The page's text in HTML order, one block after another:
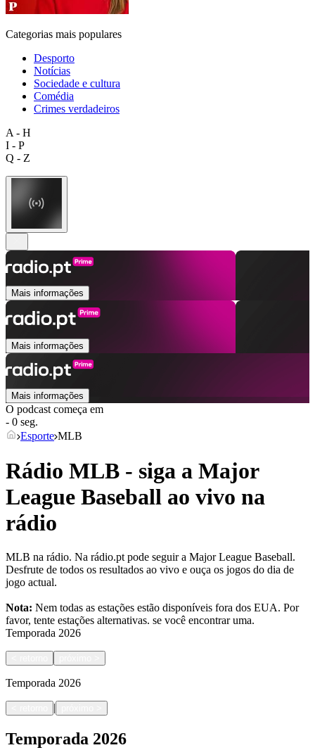
Categorias mais populares
Desporto
Notícias
Sociedade e cultura
Comédia
Crimes verdadeiros
A - H
I - P
Q - Z
Mais informações
Mais informações
Mais informações
O podcast começa em
- 0 seg.
Esporte MLB
Rádio MLB - siga a Major
League Baseball ao vivo na
rádio
MLB na rádio. Na rádio.pt pode seguir a Major League Baseball.
Desfrute de todos os resultados ao vivo e ouça os jogos do dia de
jogo actual.
Nota: Nem todas as estações estão disponíveis fora dos EUA. Por
favor, tente estações alternativas. se você encontrar uma.
Temporada 2026
Temporada 2026
|
Temporada 2026